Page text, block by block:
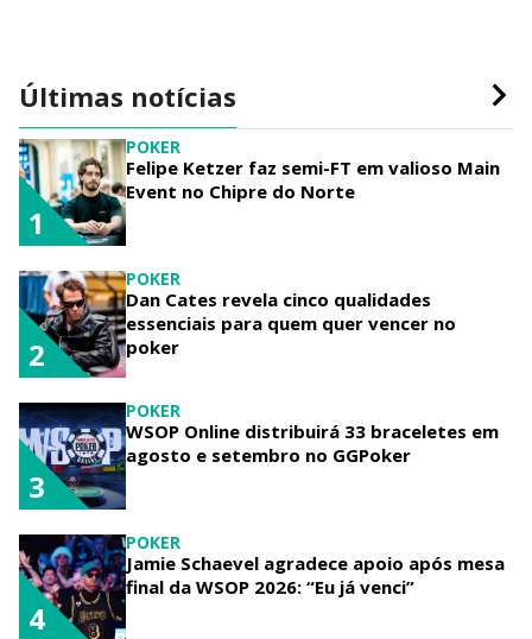
Últimas notícias
POKER
Felipe Ketzer faz semi-FT em valioso Main
Event no Chipre do Norte
1
POKER
Dan Cates revela cinco qualidades
essenciais para quem quer vencer no
poker
2
POKER
WSOP Online distribuirá 33 braceletes em
agosto e setembro no GGPoker
3
POKER
Jamie Schaevel agradece apoio após mesa
final da WSOP 2026: “Eu já venci”
4